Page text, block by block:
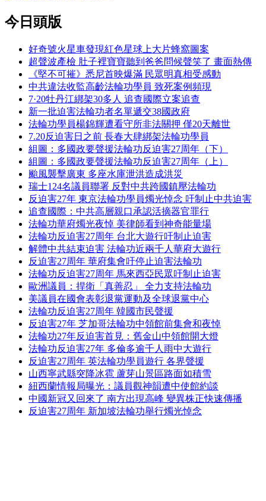
今日頭版
好奇號火星車發現紅色星球上大片蜂窩圖案
超聲波產檢 肚子裡寶寶聽到爸爸問候聲笑了 畫面熱傳
《堅不可摧》悉尼首映爆滿 民眾明真相受感動
中共違法收監高齡法輪功學員 致死案例頻現
7·20牡丹江綁架30多人 追查國際立案追查
新一批迫害法輪功者名單遞交38國政府
法輪功學員楊錦輝遭看守所非法關押 僅20天離世
7.20反迫害日之前 長春大肆綁架法輪功學員
組圖：多國政要聲援法輪功反迫害27周年（下）
組圖：多國政要聲援法輪功反迫害27周年（上）
颱風襲擊廣東 多座水庫泄洪造成洪災
瑞士124名議員聯署 反對中共跨國鎮壓法輪功
反迫害27年 東京法輪功學員燭光悼念 吁制止中共迫害
追查國際：中共高層親口承認活摘器官罪行
法輪功華府燭光夜悼 美律師看到神奇能量場
法輪功反迫害27周年 台北大遊行吁制止迫害
解體中共結束迫害 法輪功近兩千人華府大遊行
反迫害27周年 華府集會吁停止迫害法輪功
法輪功反迫害27周年 馬來西亞民眾吁制止迫害
歐洲議員：捍衛「真善忍」 全力支持法輪功
美議員在國會表彰退黨運動及全球退黨中心
法輪功反迫害27周年 韓國市民聲援
反迫害27年 芝加哥法輪功中領館前集會和夜悼
法輪功27年反迫害首見：舊金山中領館開大燈
法輪功反迫害27年 多倫多逾千人雨中大遊行
反迫害27周年 英法輪功學員遊行 各界聲援
山西寧武縣突降冰雹 蘆芽山景區路面如積雪
紐西蘭情報局曝光：議員觀神韻遭中使館約談
中國新冠又回來了 南方出現高峰 變異株正快速傳播
反迫害27周年 新加坡法輪功舉行燭光悼念